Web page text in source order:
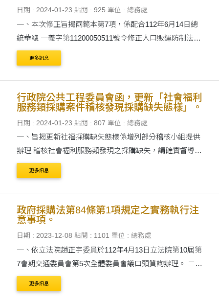
廠商聲明書範本」。
日期 : 2024-01-23 點閱 : 925 單位 : 總務處
一、本次修正旨揭兩範本第7項，係配合112年6月14日總
統華總 一義字第11200050511號令修正人口販運防制法第
41條規 定，行政院定自113年1月1日施行，爰增列犯人口
販運罪為 有罪判決確定者，不能投標或作為決標對象或分
包廠商之 ....
更多訊息
行政院公共工程委員會函，更新「社會福利
服務類採購案件稽核發現採購缺失態樣」。
日期 : 2024-01-23 點閱 : 807 單位 : 總務處
一、旨揭更新社福採購缺失態樣係增列部分稽核小組提供
辦理 稽核社會福利服務類發現之採購缺失，請確實督導所
屬 （轄）各機關，勿犯相同缺失。 二、上開社福採購缺
失態樣電子檔載於工程會網站 （https://www.pc....
更多訊息
政府採購法第84條第1項規定之實務執行注
意事項。
日期 : 2023-12-08 點閱 : 1101 單位 : 總務處
一、依立法院趙正宇委員於112年4月13日立法院第10屆第
7會期交通委員會第5次全體委員會議口頭質詢辦理。 二、
按採購法第84條第1項規定：「廠商提出異議或申訴者，
招標機關評估其事由，認其異議或申訴有理由者，應自....
更多訊息